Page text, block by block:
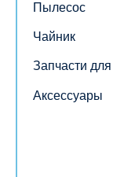
Пылесос
Чайник
Запчасти
Аксессуары